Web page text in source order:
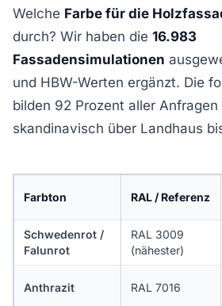
Welche Farbe für die
durch? Wir haben die 16.983
Fassadensimulationen
und HBW-Werten ergänzt. Die
bilden 92 Prozent aller Anfragen
skandinavisch über Landhaus
Farbton RAL / Referenz
Schwedenrot /
Falunrot
RAL 3009
(nähester)
Anthrazit RAL 7016